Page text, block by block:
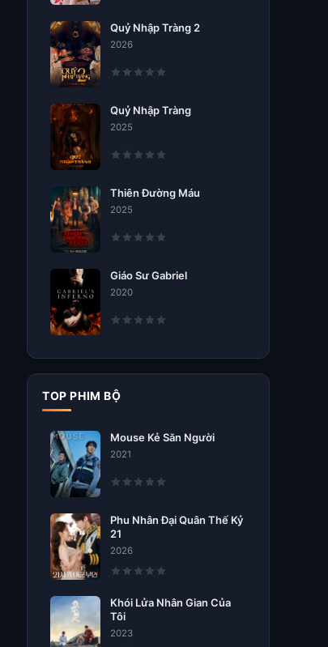
Quỷ Nhập Tràng 2
2026
Quỷ Nhập Tràng
2025
Thiên Đường Máu
2025
Giáo Sư Gabriel
2020
TOP PHIM BỘ
Mouse Kẻ Săn Người
2021
Phu Nhân Đại Quân Thế Kỷ
21
2026
Khói Lửa Nhân Gian Của
Tôi
2023